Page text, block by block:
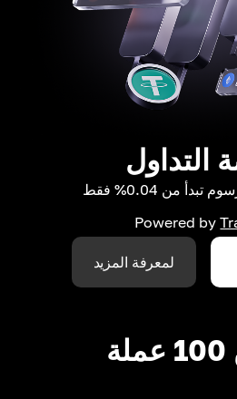
التداول
من 0.04% فقط
Powered by
لمعرفة المزيد
ندعم أكثر من 100 عملة